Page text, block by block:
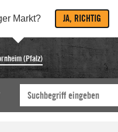
Markt? JA, RICHTIG
(Pfalz)